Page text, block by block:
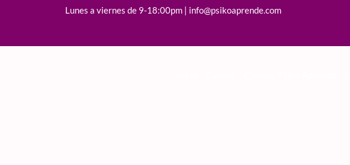
Lunes a viernes de 9-18:00pm | info@psikoaprende.com